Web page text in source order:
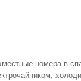
номера в